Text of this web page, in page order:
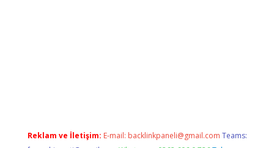
Reklam ve İletişim: E-mail: backlinkpaneli@gmail.com Teams: